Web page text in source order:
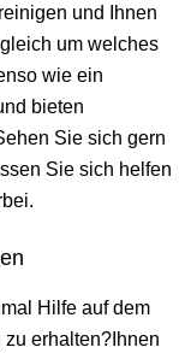
und Ihnen
um welches
wie ein
bieten
Sie sich gern
Sie sich helfen
Hilfe auf dem
erhalten?Ihnen